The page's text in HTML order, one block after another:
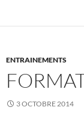
ENTRAINEMENTS
3 OCTOBRE 2014